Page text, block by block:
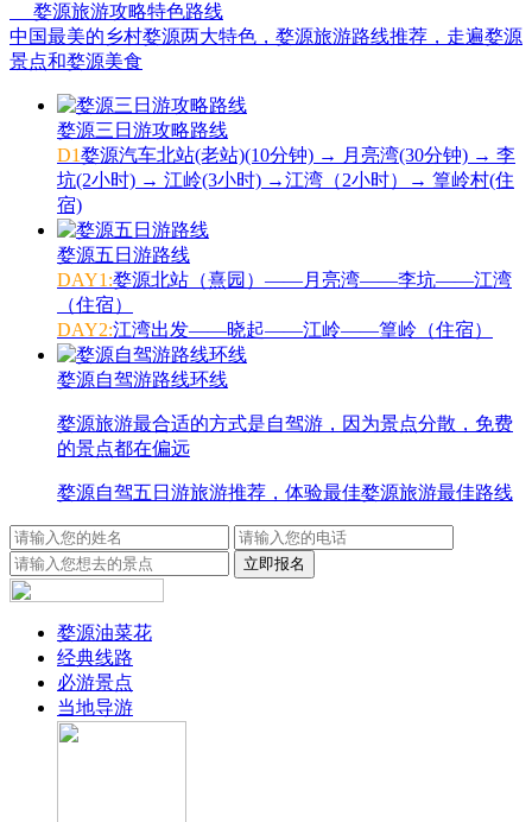
婺源旅游攻略特色路线
中国最美的乡村婺源两大特色，婺源旅游路线推荐，走遍婺源
景点和婺源美食
婺源三日游攻略路线
D1婺源汽车北站(老站)(10分钟) → 月亮湾(30分钟) → 李
坑(2小时) → 江岭(3小时) →江湾（2小时）→ 篁岭村(住
宿)
婺源五日游路线
DAY1:婺源北站（熹园）——月亮湾——李坑——江湾
（住宿）
DAY2:江湾出发——晓起——江岭——篁岭（住宿）
婺源自驾游路线环线
婺源旅游最合适的方式是自驾游，因为景点分散，免费
的景点都在偏远
婺源自驾五日游旅游推荐，体验最佳婺源旅游最佳路线
婺源油菜花
经典线路
必游景点
当地导游